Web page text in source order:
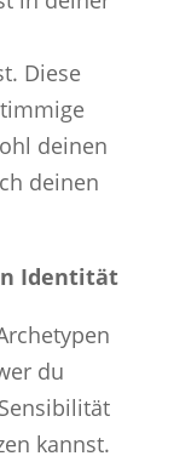
Diese
deinen
deinen
Identität
du
kannst.